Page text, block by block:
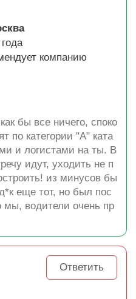
компанию
бы все ничего, споко
по категории "А" ката
и логистами на ты. В
идут, уходить не п
из минусов бы
еще тот, но был пос
мы, водители очень пр
Ответить